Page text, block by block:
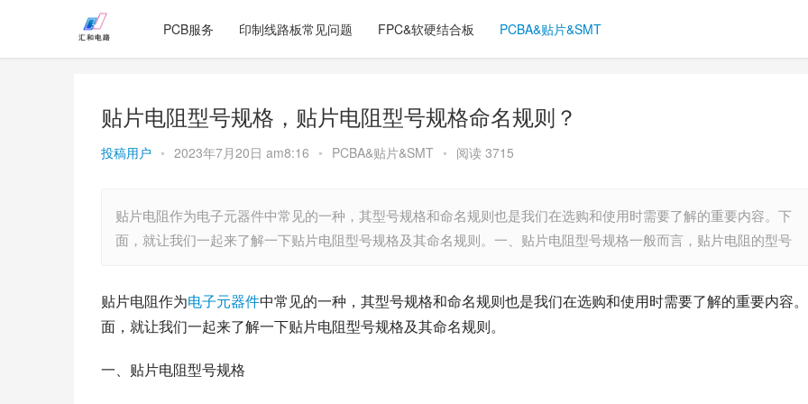
PCB服务 印制线路板常见问题 FPC&软硬结合板 PCBA&贴片&SMT
贴片电阻型号规格，贴片电阻型号规格命名规则？
投稿用户 • 2023年7月20日 am8:16 • PCBA&贴片&SMT • 阅读 3715
贴片电阻作为电子元器件中常见的一种，其型号规格和命名规则也是我们在选购和使用时需要了解的重要内容。下
面，就让我们一起来了解一下贴片电阻型号规格及其命名规则。一、贴片电阻型号规格一般而言，贴片电阻的型号
贴片电阻作为电子元器件中常见的一种，其型号规格和命名规则也是我们在选购和使用时需要了解的重要内容
面，就让我们一起来了解一下贴片电阻型号规格及其命名规则。
一、贴片电阻型号规格